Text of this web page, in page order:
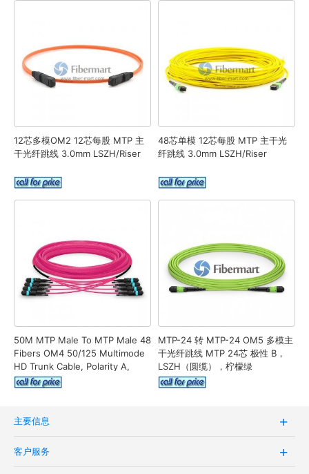
12芯多模OM2 12芯每股 MTP 主
干光纤跳线 3.0mm LSZH/Riser
48芯单模 12芯每股 MTP 主干光
纤跳线 3.0mm LSZH/Riser
50M MTP Male To MTP Male 48
Fibers OM4 50/125 Multimode
HD Trunk Cable, Polarity A,
LSZH Bunch
MTP-24 转 MTP-24 OM5 多模主
干光纤跳线 MTP 24芯 极性 B，
LSZH（圆缆），柠檬绿
主要信息
客户服务